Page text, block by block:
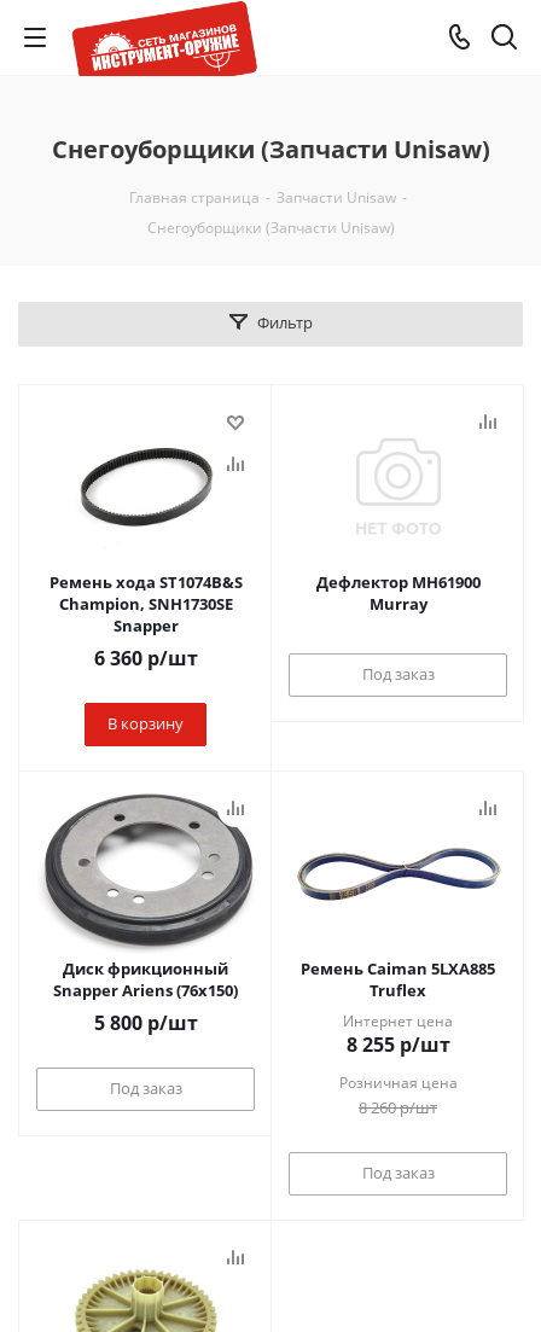
Снегоуборщики (Запчасти Unisaw)
Главная страница - Запчасти Unisaw -
Снегоуборщики (Запчасти Unisaw)
Фильтр
Ремень хода ST1074B&S
Champion, SNH1730SE
Snapper
6 360р/шт
В корзину
Дефлектор MH61900
Murray
Под заказ
Диск фрикционный
Snapper Ariens (76х150)
5 800р/шт
Под заказ
Ремень Caiman 5LXA885
Truflex
Интернет цена
8 255р/шт
Розничная цена
8 260р/шт
Под заказ